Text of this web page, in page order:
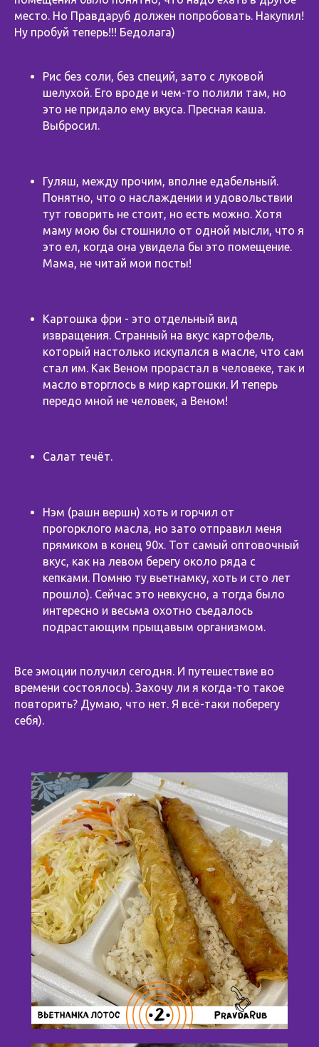
место. Но Правдаруб должен попробовать. Накупил!
Ну пробуй теперь!!! Бедолага)
Рис без соли, без специй, зато с луковой
шелухой. Его вроде и чем-то полили там, но
это не придало ему вкуса. Пресная каша.
Выбросил.
Гуляш, между прочим, вполне едабельный.
Понятно, что о наслаждении и удовольствии
тут говорить не стоит, но есть можно. Хотя
маму мою бы стошнило от одной мысли, что я
это ел, когда она увидела бы это помещение.
Мама, не читай мои посты!
Картошка фри - это отдельный вид
извращения. Странный на вкус картофель,
который настолько искупался в масле, что сам
стал им. Как Веном прорастал в человеке, так и
масло вторглось в мир картошки. И теперь
передо мной не человек, а Веном!
Салат течёт.
Нэм (рашн вершн) хоть и горчил от
прогорклого масла, но зато отправил меня
прямиком в конец 90х. Тот самый оптовочный
вкус, как на левом берегу около ряда с
кепками. Помню ту вьетнамку, хоть и сто лет
прошло). Сейчас это невкусно, а тогда было
интересно и весьма охотно съедалось
подрастающим прыщавым организмом.
Все эмоции получил сегодня. И путешествие во
времени состоялось). Захочу ли я когда-то такое
повторить? Думаю, что нет. Я всё-таки поберегу
себя).